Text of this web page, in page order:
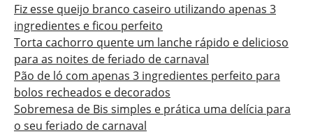
Fiz esse queijo branco caseiro utilizando apenas 3
ingredientes e ficou perfeito
Torta cachorro quente um lanche rápido e delicioso
para as noites de feriado de carnaval
Pão de ló com apenas 3 ingredientes perfeito para
bolos recheados e decorados
Sobremesa de Bis simples e prática uma delícia para
o seu feriado de carnaval